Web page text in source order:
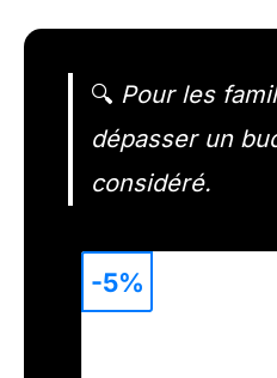
🔍 Pour les
dépasser un
considéré.
-5%